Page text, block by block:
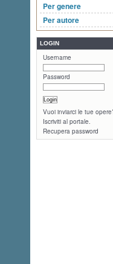
Per genere
Per autore
LOGIN
Username
Password
Vuoi inviarci le tue
Iscriviti al portale.
Recupera password